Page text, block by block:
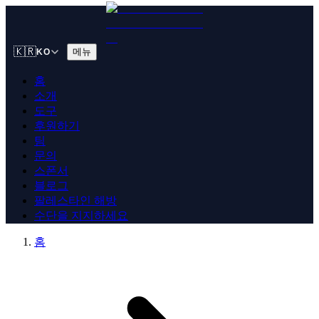
🇰🇷KO 메뉴
홈
소개
도구
후원하기
팀
문의
스폰서
블로그
팔레스타인 해방
수단을 지지하세요
홈